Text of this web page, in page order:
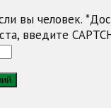
вы человек. *
введите